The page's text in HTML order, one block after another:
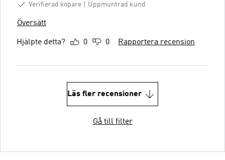
Verifierad köpare
Uppmuntrad kund
Översätt
Hjälpte detta? 0 0 Rapportera recension
Läs fler recensioner
Gå till filter